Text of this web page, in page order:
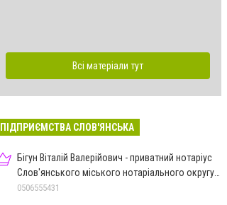
Всі матеріали тут
ПІДПРИЄМСТВА СЛОВ'ЯНСЬКА
Бігун Віталій Валерійович - приватний нотаріус
Слов'янського міського нотаріального округу
Дон.обл.
0506555431